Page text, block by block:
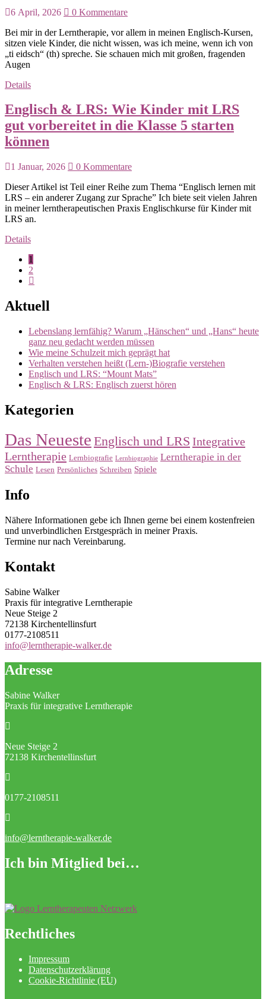
6 April, 2026
0 Kommentare
Bei mir in der Lerntherapie, vor allem in meinen Englisch-Kursen,
sitzen viele Kinder, die nicht wissen, was ich meine, wenn ich von
„ti eidsch“ (th) spreche. Sie schauen mich mit großen, fragenden
Augen
Details
Englisch & LRS: Wie Kinder mit LRS
gut vorbereitet in die Klasse 5 starten
können
1 Januar, 2026
0 Kommentare
Dieser Artikel ist Teil einer Reihe zum Thema “Englisch lernen mit
LRS – ein anderer Zugang zur Sprache” Ich biete seit vielen Jahren
in meiner lerntherapeutischen Praxis Englischkurse für Kinder mit
LRS an.
Details
1
2
Aktuell
Lebenslang lernfähig? Warum „Hänschen“ und „Hans“ heute
ganz neu gedacht werden müssen
Wie meine Schulzeit mich geprägt hat
Verhalten verstehen heißt (Lern-)Biografie verstehen
Englisch und LRS: “Mount Mats”
Englisch & LRS: Englisch zuerst hören
Kategorien
Das Neueste Englisch und LRS Integrative
Lerntherapie Lernbiografie Lernbiographie Lerntherapie in der
Schule Lesen Persönliches Schreiben Spiele
Info
Nähere Informationen gebe ich Ihnen gerne bei einem kostenfreien
und unverbindlichen Erstgespräch in meiner Praxis.
Termine nur nach Vereinbarung.
Kontakt
Sabine Walker
Praxis für integrative Lerntherapie
Neue Steige 2
72138 Kirchentellinsfurt
0177-2108511
info@lerntherapie-walker.de
Adresse
Sabine Walker
Praxis für integrative Lerntherapie
Neue Steige 2
72138 Kirchentellinsfurt
0177-2108511
info@lerntherapie-walker.de
Ich bin Mitglied bei…
Rechtliches
Impressum
Datenschutzerklärung
Cookie-Richtlinie (EU)